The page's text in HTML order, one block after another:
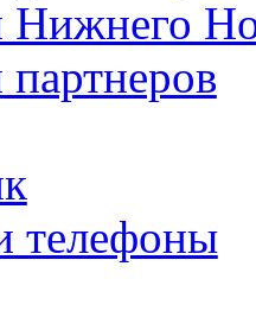
Нижнего
телефоны